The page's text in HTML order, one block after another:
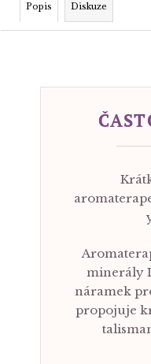
Popis Diskuze
minerály
náramek
propojuje